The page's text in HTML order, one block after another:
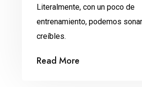
Literalmente, con un poco de
entrenamiento, podemos
creíbles.
Read More